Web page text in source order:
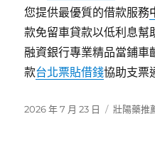
您提供最優質的借款服務
款免留車貸款以低利息幫
融資銀行專業精品當鋪車
款台北票貼借錢協助支票
發
2026 年 7 月 23 日
分
壯陽藥推